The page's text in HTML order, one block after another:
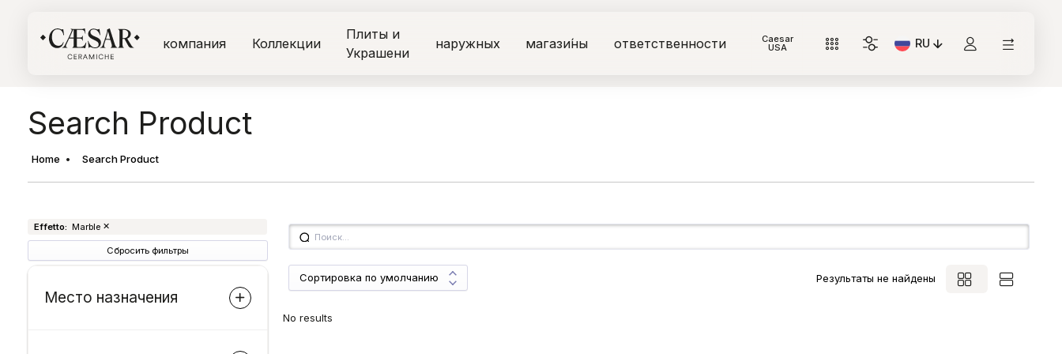
компания Коллекции
Плиты и
Украшени
наружных магази́ны ответственности Caesar
USA RU
Текущий язык: Italiano
Search Product
Home Search Product
Effetto: Marble ✕
Сбросить фильтры
Место назначения
Результаты не найдены
No results